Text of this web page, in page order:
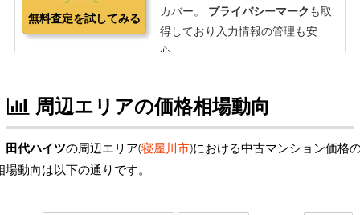
周辺エリアの価格相場動向
田代ハイツの周辺エリア(寝屋川市)における中古マンション価格
場動向は以下の通りです。